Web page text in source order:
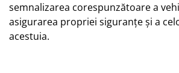
semnalizarea corespunzătoare a
asigurarea propriei siguranțe și a
acestuia.